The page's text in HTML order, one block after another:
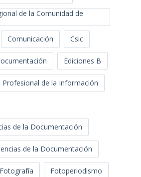
de la Comunidad de
Comunicación Csic
Ediciones B
Profesional de la Información
de la Documentación
de la Documentación
Fotografía Fotoperiodismo